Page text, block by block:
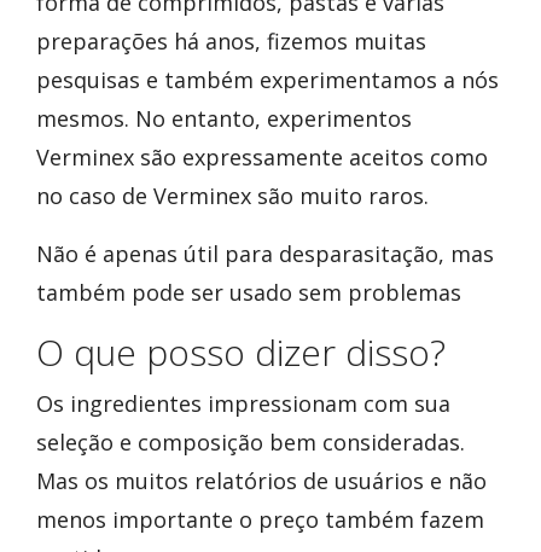
preparações há anos, fizemos muitas
pesquisas e também experimentamos a nós
mesmos. No entanto, experimentos
Verminex são expressamente aceitos como
no caso de Verminex são muito raros.
Não é apenas útil para desparasitação, mas
também pode ser usado sem problemas
O que posso dizer disso?
Os ingredientes impressionam com sua
seleção e composição bem consideradas.
Mas os muitos relatórios de usuários e não
menos importante o preço também fazem